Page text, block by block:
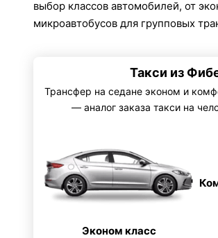
выбор классов автомобилей, от
микроавтобусов для групповых
Такси из
Трансфер на седане эконом и
— аналог заказа такси на
Эконом класс